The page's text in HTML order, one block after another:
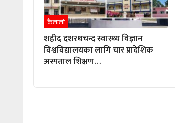
कैलाली
शहीद दशरथचन्द स्वास्थ्य विज्ञान
विश्वविद्यालयका लागि चार प्रादेशिक
अस्पताल शिक्षण…